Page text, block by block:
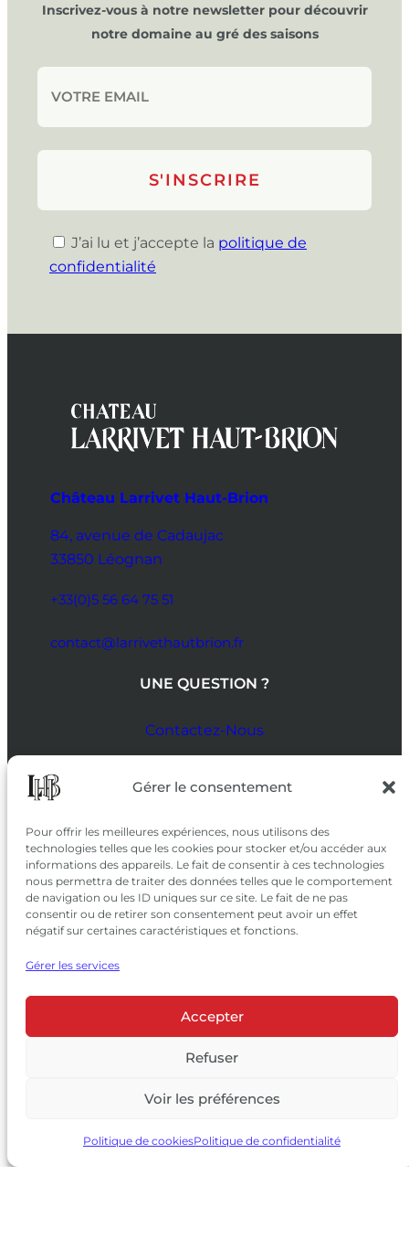
Gérer le consentement
Pour offrir les meilleures expériences, nous utilisons des
technologies telles que les cookies pour stocker et/ou accéder aux
informations des appareils. Le fait de consentir à ces technologies
nous permettra de traiter des données telles que le comportement
de navigation ou les ID uniques sur ce site. Le fait de ne pas
consentir ou de retirer son consentement peut avoir un effet
négatif sur certaines caractéristiques et fonctions.
Gérer les services
Accepter
Refuser
Voir les préférences
Politique de cookiesPolitique de confidentialité
Inscrivez-vous à notre newsletter pour découvrir
notre domaine au gré des saisons
J’ai lu et j’accepte la politique de
confidentialité
Château Larrivet Haut-Brion
84, avenue de Cadaujac
33850 Léognan
+33(0)5 56 64 75 51
contact@larrivethautbrion.fr
UNE QUESTION ?
Contactez-Nous
SUIVEZ-NOUS
SUR LES RÉSEAUX
© 2026 Château Larrivet Haut-Brion |
Mentions légales|Politique de confidentialité
|CGV
L’ABUS D’ALCOOL EST DANGEREUX POUR LA SANTÉ, À